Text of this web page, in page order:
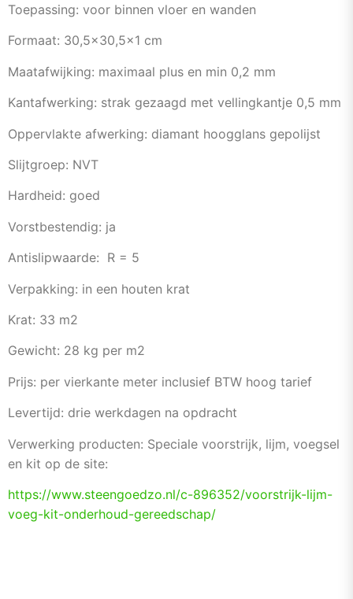
Toepassing: voor binnen vloer en wanden
Formaat: 30,5×30,5×1 cm
Maatafwijking: maximaal plus en min 0,2 mm
Kantafwerking: strak gezaagd met vellingkantje 0,5 mm
Oppervlakte afwerking: diamant hoogglans gepolijst
Slijtgroep: NVT
Hardheid: goed
Vorstbestendig: ja
Antislipwaarde: R = 5
Verpakking: in een houten krat
Krat: 33 m2
Gewicht: 28 kg per m2
Prijs: per vierkante meter inclusief BTW hoog tarief
Levertijd: drie werkdagen na opdracht
Verwerking producten: Speciale voorstrijk, lijm, voegsel
en kit op de site:
https://www.steengoedzo.nl/c-896352/voorstrijk-lijm-
voeg-kit-onderhoud-gereedschap/